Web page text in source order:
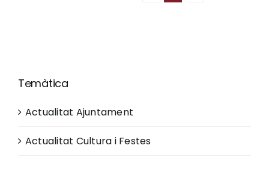
Temàtica
Actualitat Ajuntament
Actualitat Cultura i Festes